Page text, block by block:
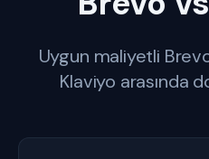
Uygun maliyetli
Klaviyo arasında